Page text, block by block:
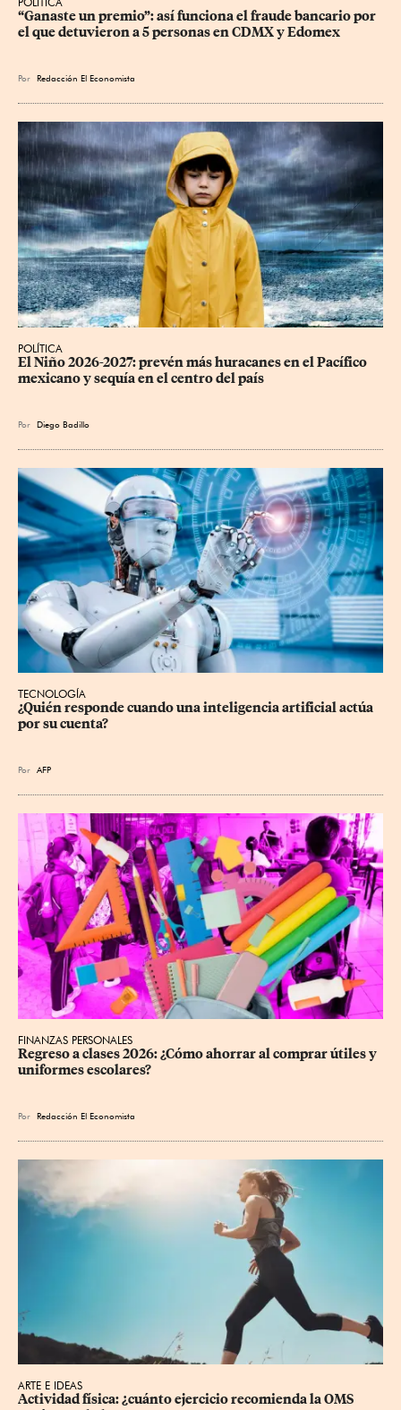
“Ganaste un premio”: así funciona el fraude bancario por
el que detuvieron a 5 personas en CDMX y Edomex
Por Redacción El Economista
POLÍTICA
El Niño 2026-2027: prevén más huracanes en el Pacífico
mexicano y sequía en el centro del país
Por Diego Badillo
TECNOLOGÍA
¿Quién responde cuando una inteligencia artificial actúa
por su cuenta?
Por AFP
FINANZAS PERSONALES
Regreso a clases 2026: ¿Cómo ahorrar al comprar útiles y
uniformes escolares?
Por Redacción El Economista
ARTE E IDEAS
Actividad física: ¿cuánto ejercicio recomienda la OMS